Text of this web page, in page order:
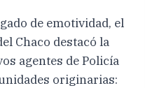
de emotividad, el
Chaco destacó la
agentes de Policía
originarias: